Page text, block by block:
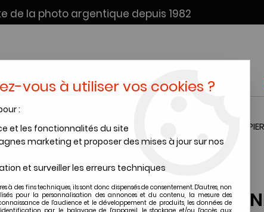
de la photo argentique depuis 1982
+ SCAN INSTANTANÉS
PRIMAX 390
PIED PHOTO
vous à utiliser vos cookies ?
:
et les fonctionnalités du site
marketing et proposer des mises à jour sur nos
et surveiller les erreurs techniques
à des fins techniques, ils sont donc dispensés de consentement. D'autres, non
pour la personnalisation des annonces et du contenu, la mesure des
de l'audience et le développement de produits, les données de